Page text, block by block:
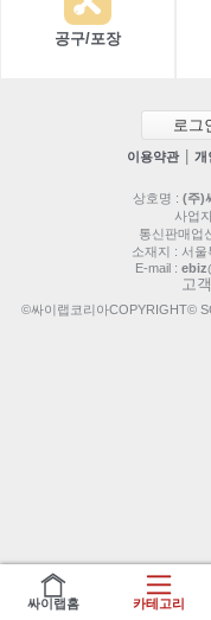
싸이랩홈 카테고리
공구/포장
로그
이용약관 개
상호명 : (주)
사업
통신판매업
소재지 : 서
E-mail :
고
©싸이랩코리아COPYRIGHT©